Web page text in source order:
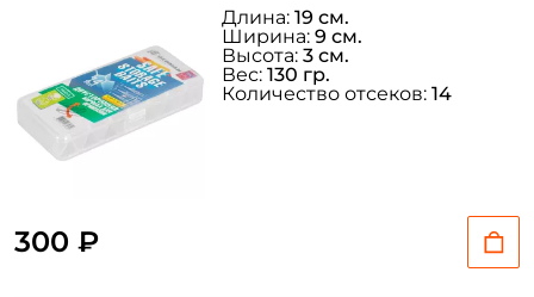
300 ₽
Длина: 19 см.
Ширина: 9 см.
Высота: 3 см.
Вес: 130 гр.
Количество отсеков: 14